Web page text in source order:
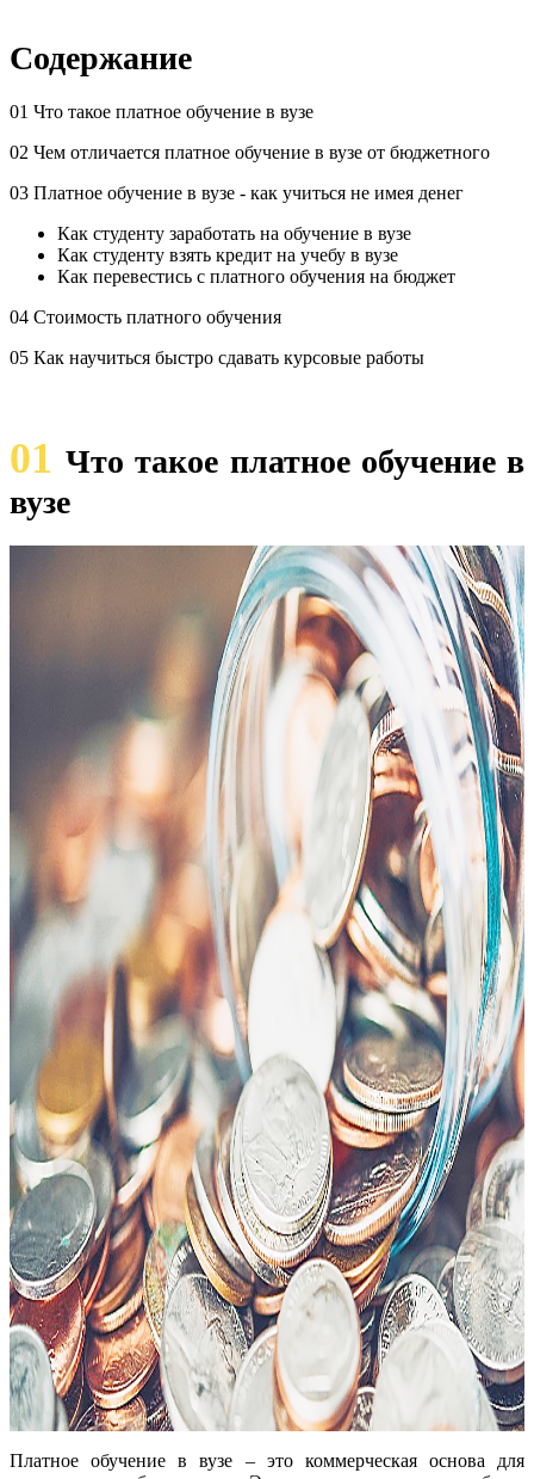
Содержание
01 Что такое платное обучение в вузе
02 Чем отличается платное обучение в вузе от бюджетного
03 Платное обучение в вузе - как учиться не имея денег
Как студенту заработать на обучение в вузе
Как студенту взять кредит на учебу в вузе
Как перевестись с платного обучения на бюджет
04 Стоимость платного обучения
05 Как научиться быстро сдавать курсовые работы
01Что такое платное обучение в
вузе
Платное обучение в вузе – это коммерческая основа для